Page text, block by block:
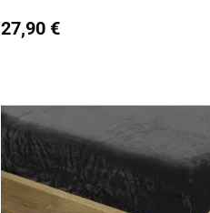
27,90 €